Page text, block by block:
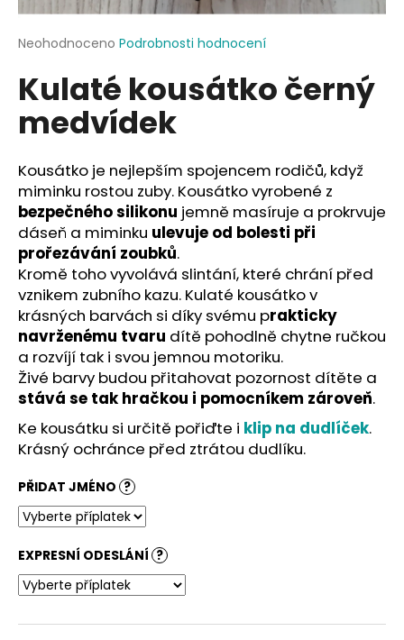
Průměrné
produktu
je
hvězdiček.
Neohodnoceno Podrobnosti hodnocení
Kulaté kousátko černý
medvídek
Kousátko je nejlepším spojencem rodičů, když
miminku rostou zuby. Kousátko vyrobené z
bezpečného silikonu jemně masíruje a prokrvuje
dáseň a miminku ulevuje od bolesti při
prořezávání zoubků.
Kromě toho vyvolává slintání, které chrání před
vznikem zubního kazu. Kulaté kousátko v
krásných barvách si díky svému prakticky
navrženému tvaru dítě pohodlně chytne ručkou
a rozvíjí tak i svou jemnou motoriku.
Živé barvy budou přitahovat pozornost dítěte a
stává se tak hračkou i pomocníkem zároveň.
Ke kousátku si určitě pořiďte i klip na dudlíček.
Krásný ochránce před ztrátou dudlíku.
PŘIDAT JMÉNO ?
EXPRESNÍ ODESLÁNÍ ?
a
j
t
?
HLEDAT
D
o
p
o
r
u
č
u
j
m
e